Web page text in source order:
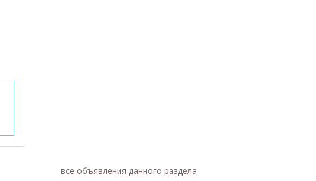
все объявления данного раздела